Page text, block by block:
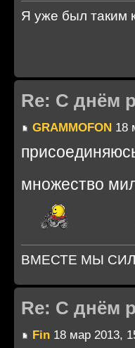
Я уже был таким
Re: С днём
GRAMMOFON 18
множество
ВМЕСТЕ МЫ
Re: С днём
Fin 18 мар 2013,